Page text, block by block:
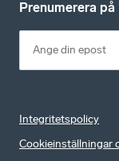
Prenumerera
Integritetspolicy
Cookieinställningar